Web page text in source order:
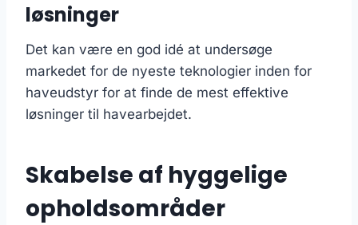
løsninger
Det kan være en god idé at undersøge
markedet for de nyeste teknologier inden for
haveudstyr for at finde de mest effektive
løsninger til havearbejdet.
Skabelse af hyggelige
opholdsområder